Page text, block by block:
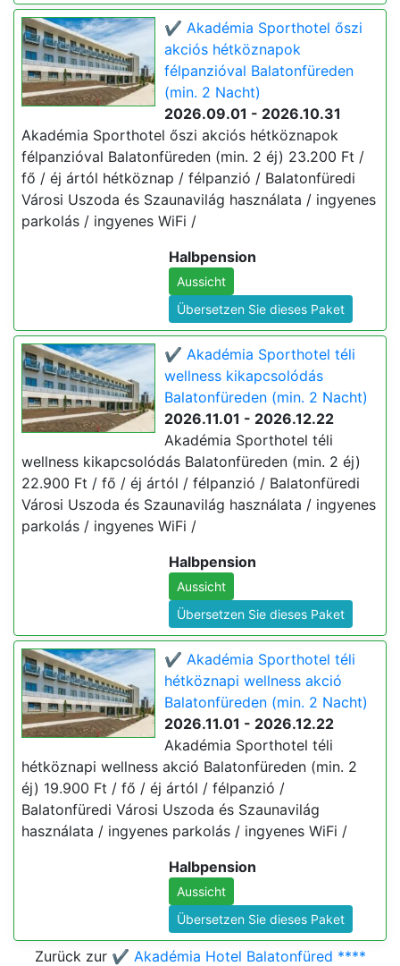
✔️ Akadémia Sporthotel őszi
akciós hétköznapok
félpanzióval Balatonfüreden
(min. 2 Nacht)
2026.09.01 - 2026.10.31
Akadémia Sporthotel őszi akciós hétköznapok
félpanzióval Balatonfüreden (min. 2 éj) 23.200 Ft /
fő / éj ártól hétköznap / félpanzió / Balatonfüredi
Városi Uszoda és Szaunavilág használata / ingyenes
parkolás / ingyenes WiFi /
Halbpension
Aussicht
Übersetzen Sie dieses Paket
✔️ Akadémia Sporthotel téli
wellness kikapcsolódás
Balatonfüreden (min. 2 Nacht)
2026.11.01 - 2026.12.22
Akadémia Sporthotel téli
wellness kikapcsolódás Balatonfüreden (min. 2 éj)
22.900 Ft / fő / éj ártól / félpanzió / Balatonfüredi
Városi Uszoda és Szaunavilág használata / ingyenes
parkolás / ingyenes WiFi /
Halbpension
Aussicht
Übersetzen Sie dieses Paket
✔️ Akadémia Sporthotel téli
hétköznapi wellness akció
Balatonfüreden (min. 2 Nacht)
2026.11.01 - 2026.12.22
Akadémia Sporthotel téli
hétköznapi wellness akció Balatonfüreden (min. 2
éj) 19.900 Ft / fő / éj ártól / félpanzió /
Balatonfüredi Városi Uszoda és Szaunavilág
használata / ingyenes parkolás / ingyenes WiFi /
Halbpension
Aussicht
Übersetzen Sie dieses Paket
Zurück zur ✔️ Akadémia Hotel Balatonfüred ****